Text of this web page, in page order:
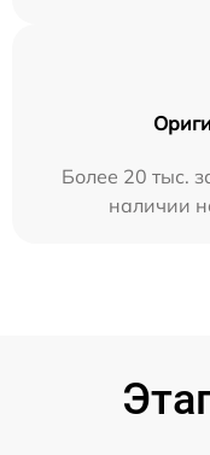
Более 20 тыс.
наличии